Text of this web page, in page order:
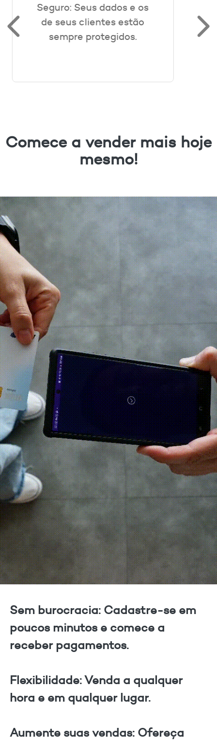
Fácil de usar: Basta
aproximar o cartão do seu
celular e pronto!
Comece a vender mais hoje
mesmo!
Sem burocracia: Cadastre-se em
poucos minutos e comece a
receber pagamentos.
Flexibilidade: Venda a qualquer
hora e em qualquer lugar.
Aumente suas vendas: Ofereça